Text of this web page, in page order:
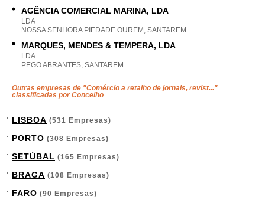
AGÊNCIA COMERCIAL MARINA, LDA
LDA
NOSSA SENHORA PIEDADE OUREM, SANTAREM
MARQUES, MENDES & TEMPERA, LDA
LDA
PEGO ABRANTES, SANTAREM
Outras empresas de "Comércio a retalho de jornais, revist..."
classificadas por Concelho
LISBOA (531 Empresas)
PORTO (308 Empresas)
SETÚBAL (165 Empresas)
BRAGA (108 Empresas)
FARO (90 Empresas)